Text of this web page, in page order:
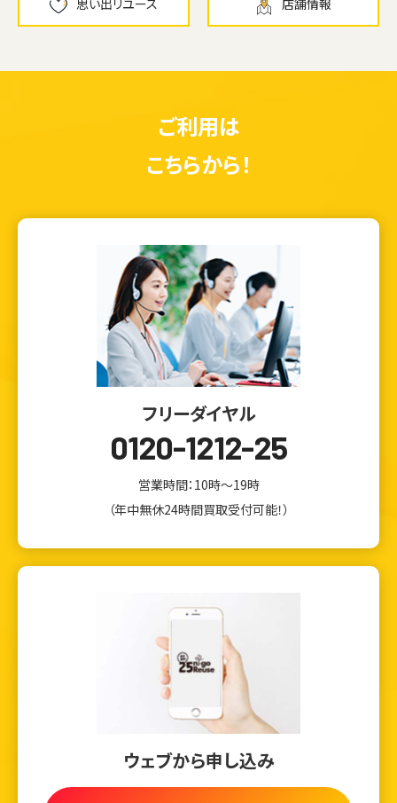
思い出リユース 店舗情報
ご利用は
こちらから！
フリーダイヤル
0120-1212-25
営業時間：10時～19時
（年中無休24時間買取受付可能！）
ウェブから申し込み